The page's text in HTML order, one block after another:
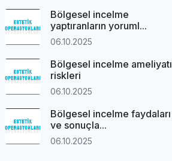
Bölgesel incelme
yaptıranların yoruml...
06.10.2025
Bölgesel incelme ameliyatı
riskleri
06.10.2025
Bölgesel incelme faydaları
ve sonuçla...
06.10.2025